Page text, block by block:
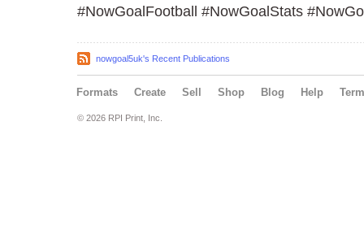
#NowGoalFootball #NowGoalStats
nowgoal5uk's Recent Publications
Formats Create Sell Shop Blog Help
© 2026 RPI Print, Inc.